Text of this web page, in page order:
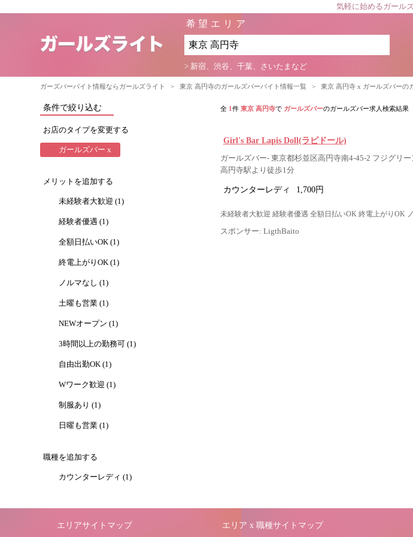
気軽に始めるガール
希望エリア
> 新宿、渋谷、千葉、さいたまなど
ガーズバーバイト情報ならガールズライト > 東京 高円寺のガールズバーバイト情報一覧 > 東京 高円寺 x ガールズバーの
条件で絞り込む
お店のタイプを変更する
ガールズバー x
メリットを追加する
未経験者大歓迎 (1)
経験者優遇 (1)
全額日払いOK (1)
終電上がりOK (1)
ノルマなし (1)
土曜も営業 (1)
NEWオープン (1)
3時間以上の勤務可 (1)
自由出勤OK (1)
Wワーク歓迎 (1)
制服あり (1)
日曜も営業 (1)
職種を追加する
カウンターレディ (1)
全 1件 東京 高円寺で ガールズバーのガールズバー求人検索結果
Girl's Bar Lapis Doll(ラピドール)
ガールズバー- 東京都杉並区高円寺南4-45-2 フジグリー
高円寺駅より徒歩1分
カウンターレディ 1,700円
未経験者大歓迎 経験者優遇 全額日払いOK 終電上がりOK
スポンサー: LigthBaito
エリアサイトマップ エリア x 職種サイトマップ